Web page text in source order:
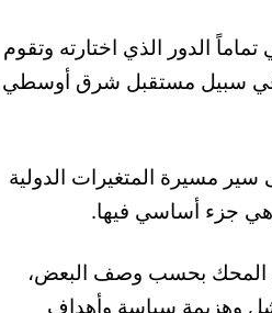
الدور الذي اختارته وتقوم
في سبيل مستقبل شرق أوسطي
مسيرة المتغيرات الدولية
جزء أساسي فيها.
المحك بحسب وصف البعض،
وهزيمة سياسة وأهداف